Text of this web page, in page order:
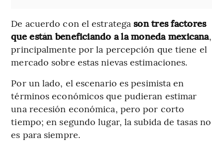
De acuerdo con el estrategason tres factores
que están beneficiando a la moneda mexicana,
principalmente por la percepción que tiene el
mercado sobre estas nievas estimaciones.
Por un lado, el escenario es pesimista en
términos económicos que pudieran estimar
una recesión económica, pero por corto
tiempo; en segundo lugar, la subida de tasas no
es para siempre.